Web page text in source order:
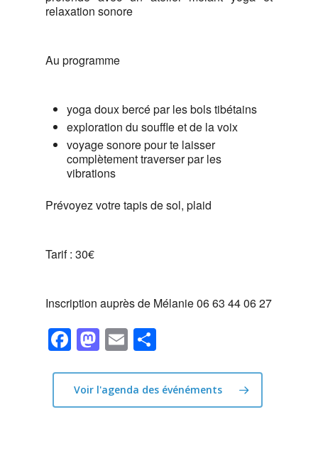
relaxation sonore
Au programme
yoga doux bercé par les bols tibétains
exploration du souffle et de la voix
voyage sonore pour te laisser
complètement traverser par les
vibrations
Prévoyez votre tapis de sol, plaid
Tarif : 30€
Inscription auprès de Mélanie 06 63 44 06 27
Facebook
Mastodon
Email
Voir l'agenda des événéments